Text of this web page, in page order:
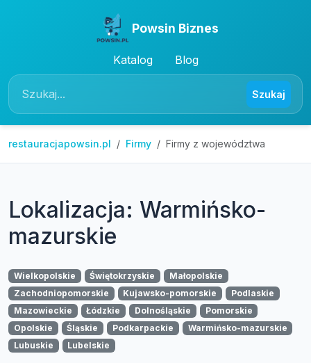
Powsin Biznes
Katalog Blog
Szukaj
restauracjapowsin.pl Firmy Firmy z województwa
Lokalizacja: Warmińsko-
mazurskie
Wielkopolskie Świętokrzyskie
Małopolskie
Zachodniopomorskie
Kujawsko-pomorskie
Podlaskie
Mazowieckie
Łódzkie Dolnośląskie
Pomorskie
Opolskie
Śląskie Podkarpackie
Warmińsko-mazurskie
Lubuskie
Lubelskie